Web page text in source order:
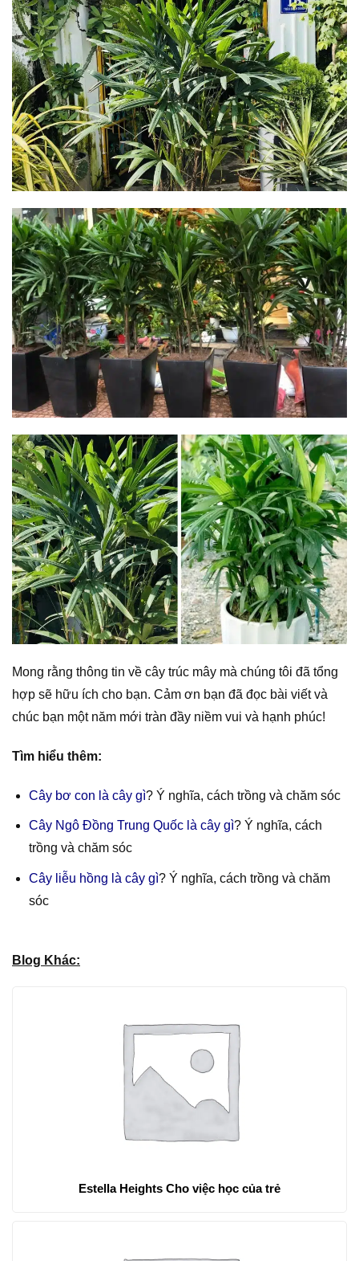
Mong rằng thông tin về cây trúc mây mà chúng tôi đã tổng
hợp sẽ hữu ích cho bạn. Cảm ơn bạn đã đọc bài viết và
chúc bạn một năm mới tràn đầy niềm vui và hạnh phúc!
Tìm hiểu thêm:
Cây bơ con là cây gì? Ý nghĩa, cách trồng và chăm sóc
Cây Ngô Đồng Trung Quốc là cây gì? Ý nghĩa, cách
trồng và chăm sóc
Cây liễu hồng là cây gì? Ý nghĩa, cách trồng và chăm
sóc
Blog Khác:
Estella Heights Cho việc học của trẻ